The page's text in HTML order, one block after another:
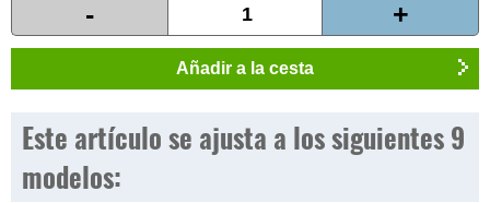
- +
Añadir a la cesta
Este artículo se ajusta a los siguientes 9
modelos: